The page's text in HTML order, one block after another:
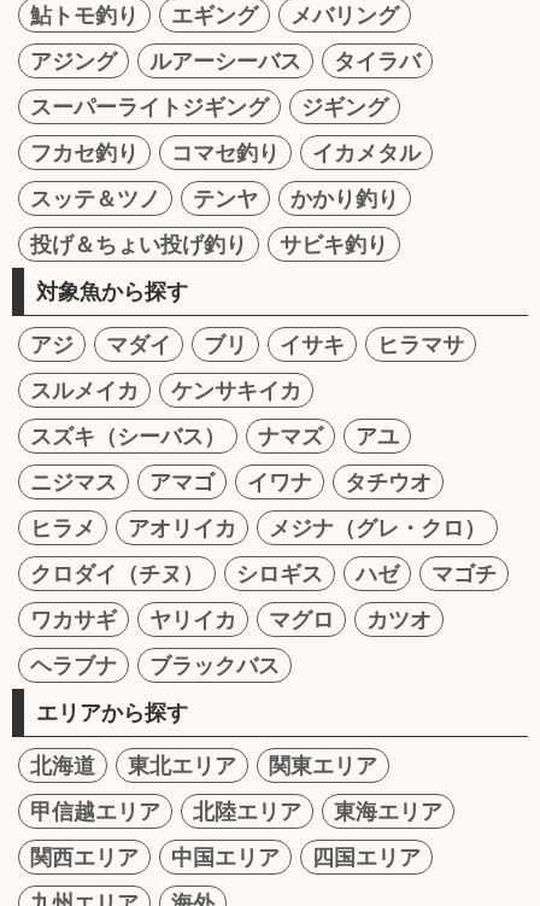
鮎トモ釣り
エギング
メバリング
アジング
ルアーシーバス
タイラバ
スーパーライトジギング
ジギング
フカセ釣り
コマセ釣り
イカメタル
スッテ＆ツノ
テンヤ
かかり釣り
投げ＆ちょい投げ釣り
サビキ釣り
対象魚から探す
アジ マダイ ブリ イサキ
ヒラマサ
スルメイカ
ケンサキイカ
スズキ（シーバス）
ナマズ
アユ
ニジマス
アマゴ イワナ
タチウオ
ヒラメ
アオリイカ
メジナ（グレ・クロ）
クロダイ（チヌ）
シロギス ハゼ
マゴチ
ワカサギ
ヤリイカ マグロ
カツオ
ヘラブナ
ブラックバス
エリアから探す
北海道 東北エリア
関東エリア
甲信越エリア
北陸エリア
東海エリア
関西エリア
中国エリア
四国エリア